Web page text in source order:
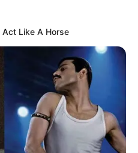
estar bien informado, por
notificaciones de Alerta.
Act Like A Horse